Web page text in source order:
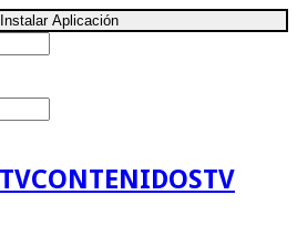
Instalar Aplicación
CONTENIDOSTV